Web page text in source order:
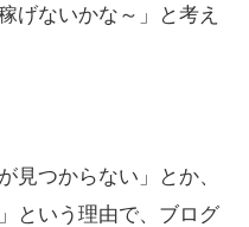
げないかな～」と考え
見つからない」とか、
という理由で、ブログ